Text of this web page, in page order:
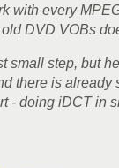
with every
DVD VOBs
small step, but
there is already
- doing iDCT in